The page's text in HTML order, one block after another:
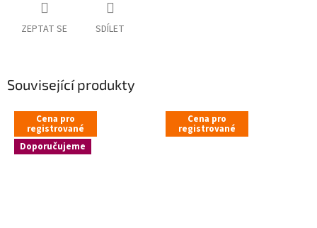
ZEPTAT SE SDÍLET
Související produkty
Cena pro
registrované
Doporučujeme
Cena pro
registrované